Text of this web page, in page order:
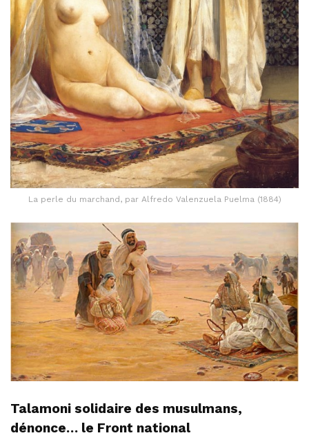
La perle du marchand, par Alfredo Valenzuela Puelma (1884)
Talamoni solidaire des musulmans,
dénonce… le Front national